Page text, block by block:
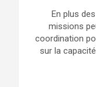
En plus
missions
coordination
sur la